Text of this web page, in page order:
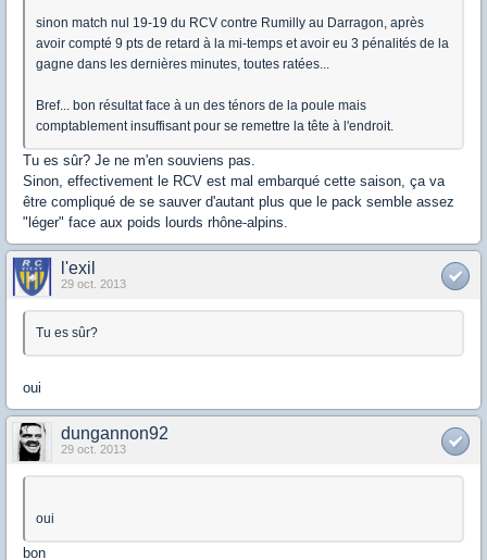
sinon match nul 19-19 du RCV contre Rumilly au Darragon, après
avoir compté 9 pts de retard à la mi-temps et avoir eu 3 pénalités de la
gagne dans les dernières minutes, toutes ratées...
Bref... bon résultat face à un des ténors de la poule mais
comptablement insuffisant pour se remettre la tête à l'endroit.
Tu es sûr? Je ne m'en souviens pas.
Sinon, effectivement le RCV est mal embarqué cette saison, ça va
être compliqué de se sauver d'autant plus que le pack semble assez
"léger" face aux poids lourds rhône-alpins.
l'exil
29 oct. 2013
Tu es sûr?
oui
dungannon92
29 oct. 2013
oui
bon